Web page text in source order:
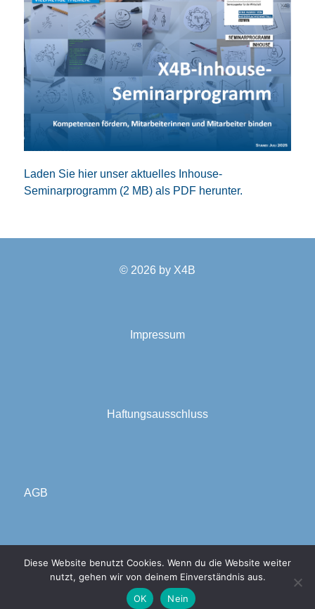
Laden Sie hier unser aktuelles Inhouse-
Seminarprogramm (2 MB) als PDF herunter.
© 2026 by X4B
Impressum
Haftungsausschluss
AGB
Datenschutzerklärung
Diese Website benutzt Cookies. Wenn du die Website weiter
nutzt, gehen wir von deinem Einverständnis aus.
OK
Nein